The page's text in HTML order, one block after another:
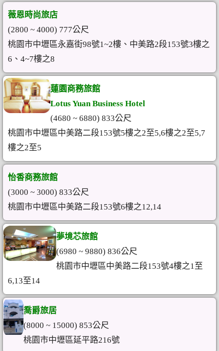
薇恩時尚旅店
(2800 ~ 4000) 777公尺
桃園市中壢區永嘉街98號1~2樓、中美路2段153號3樓之
6、4~7樓之8
蓮園商務旅館
Lotus Yuan Business Hotel
(4680 ~ 6880) 833公尺
桃園市中壢區中美路二段153號5樓之2至5,6樓之2至5,7
樓之2至5
怡香商務旅館
(3000 ~ 3000) 833公尺
桃園市中壢區中美路二段153號6樓之12,14
夢境芯旅館
(6980 ~ 9880) 836公尺
桃園市中壢區中美路二段153號4樓之1至
6,13至14
喬爵旅居
(8000 ~ 15000) 853公尺
桃園市中壢區延平路216號